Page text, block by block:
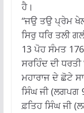
ਹੈ।
“ਜਉ ਤਉ ਪ੍ਰੇਮ
ਸਿਰੁ ਧਰਿ ਤਲੀ
13 ਪੋਹ ਸੰਮਤ
ਸਰਹਿੰਦ ਦੀ
ਮਹਾਰਾਜ ਦੇ ਛੋਟੇ
ਸਿੰਘ ਜੀ (ਲਗਪਗ
ਫ਼ਤਿਹ ਸਿੰਘ ਜੀ